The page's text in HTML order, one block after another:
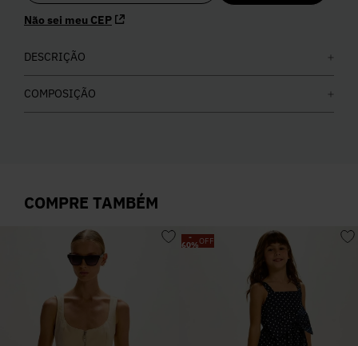
Não sei meu CEP
DESCRIÇÃO
COMPOSIÇÃO
COMPRE TAMBÉM
-
60%OFF
6º Colete
7º Vestidos
Calça Jeans
10º Vestido Branco